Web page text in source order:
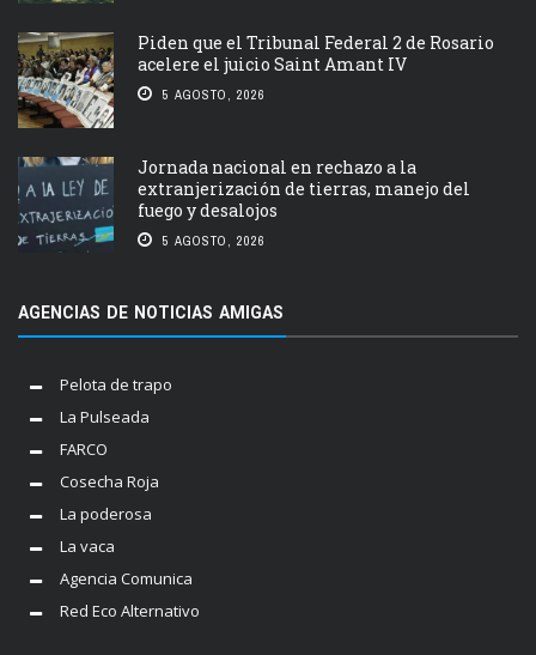
Piden que el Tribunal Federal 2 de Rosario
acelere el juicio Saint Amant IV
5 AGOSTO, 2026
Jornada nacional en rechazo a la
extranjerización de tierras, manejo del
fuego y desalojos
5 AGOSTO, 2026
AGENCIAS DE NOTICIAS AMIGAS
Pelota de trapo
La Pulseada
FARCO
Cosecha Roja
La poderosa
La vaca
Agencia Comunica
Red Eco Alternativo